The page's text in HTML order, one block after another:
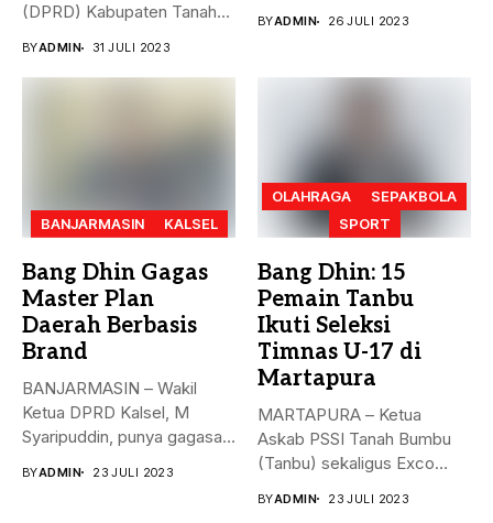
(DPRD) Kabupaten Tanah
BYADMIN 31 JULI 2023
BYADMIN 26 JULI 2023
BANJARMASIN KALSEL
Bang Dhin Gagas
Master Plan
Daerah Berbasis
Brand
BANJARMASIN – Wakil
Ketua DPRD Kalsel, M
Syaripuddin, punya gagasan
BYADMIN 23 JULI 2023
OLAHRAGA
SEPAKBOLA
SPORT
Bang Dhin: 15
Pemain Tanbu
Ikuti Seleksi
Timnas U-17 di
Martapura
MARTAPURA – Ketua
Askab PSSI Tanah Bumbu
(Tanbu) sekaligus Exco
BYADMIN 23 JULI 2023